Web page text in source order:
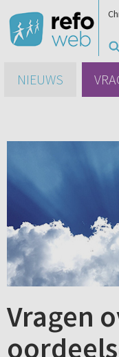
NIEUWS
Vragen